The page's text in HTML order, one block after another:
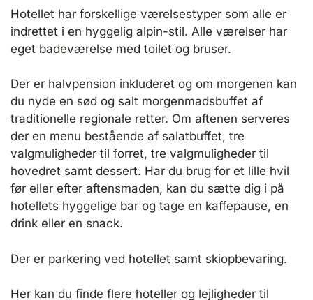
Hotellet har forskellige værelsestyper som alle er
indrettet i en hyggelig alpin-stil. Alle værelser har
eget badeværelse med toilet og bruser.
Der er halvpension inkluderet og om morgenen kan
du nyde en sød og salt morgenmadsbuffet af
traditionelle regionale retter. Om aftenen serveres
der en menu bestående af salatbuffet, tre
valgmuligheder til forret, tre valgmuligheder til
hovedret samt dessert. Har du brug for et lille hvil
før eller efter aftensmaden, kan du sætte dig i på
hotellets hyggelige bar og tage en kaffepause, en
drink eller en snack.
Der er parkering ved hotellet samt skiopbevaring.
Her kan du finde flere hoteller og lejligheder til